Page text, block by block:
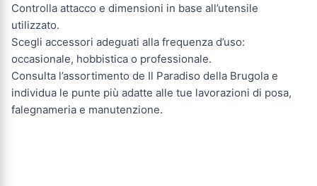
Controlla attacco e dimensioni in base all’utensile
utilizzato.
Scegli accessori adeguati alla frequenza d’uso:
occasionale, hobbistica o professionale.
Consulta l’assortimento de Il Paradiso della Brugola e
individua le punte più adatte alle tue lavorazioni di posa,
falegnameria e manutenzione.